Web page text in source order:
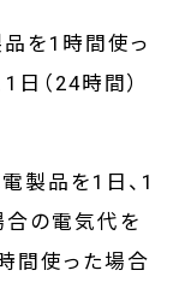
を1時間使っ
日（24時間）
製品を1日、1
合の電気代を
間使った場合